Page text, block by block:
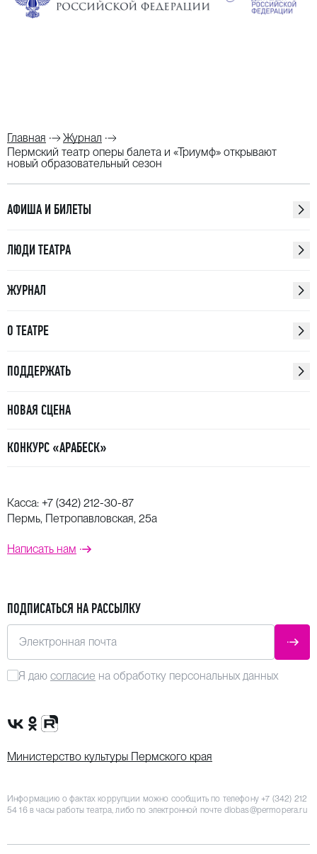
Главная
Журнал
Пермский театр оперы балета и «Триумф» открывают
новый образовательный сезон
АФИША И БИЛЕТЫ
ЛЮДИ ТЕАТРА
ЖУРНАЛ
О ТЕАТРЕ
ПОДДЕРЖАТЬ
НОВАЯ СЦЕНА
КОНКУРС «АРАБЕСК»
Касса: +7 (342) 212-30-87
Пермь, Петропавловская, 25а
Написать нам
ПОДПИСАТЬСЯ НА РАССЫЛКУ
Электронная почта
Я даю согласие на обработку персональных данных
Сообщество VK
Группа в одноклассниках
Канал Rutube
Министерство культуры Пермского края
Информацию о фактах коррупции можно сообщить по телефону+7 (342) 212
54 16в часы работы театра, либо по электронной почте dlobas@permopera.ru